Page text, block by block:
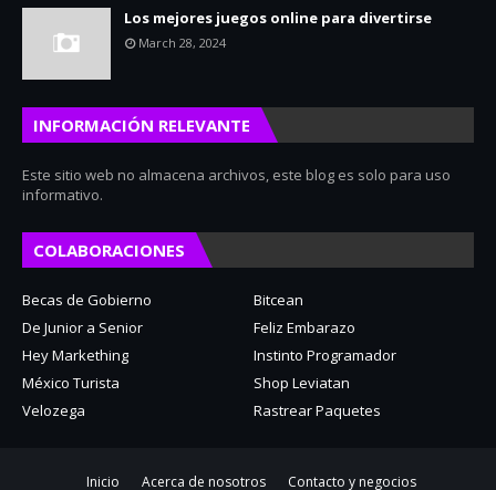
Los mejores juegos online para divertirse
March 28, 2024
INFORMACIÓN RELEVANTE
Este sitio web no almacena archivos, este blog es solo para uso
informativo.
COLABORACIONES
Becas de Gobierno
Bitcean
De Junior a Senior
Feliz Embarazo
Hey Markething
Instinto Programador
México Turista
Shop Leviatan
Velozega
Rastrear Paquetes
Inicio Acerca de nosotros Contacto y negocios